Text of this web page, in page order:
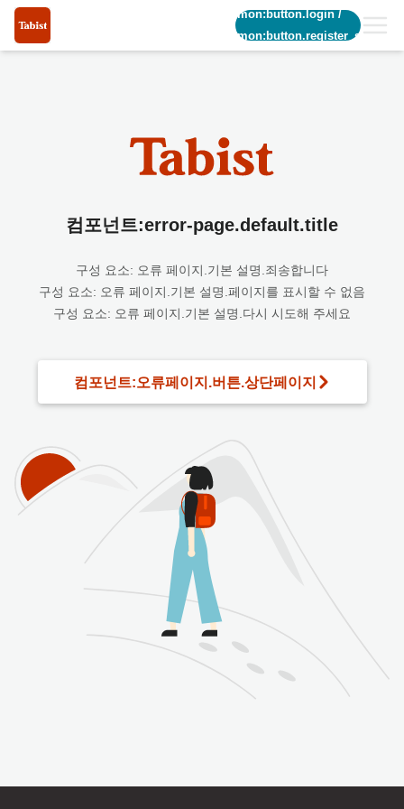
common:button.login/
common:button.register_short
컴포넌트:error-page.default.title
구성 요소: 오류 페이지.기본 설명.죄송합니다
구성 요소: 오류 페이지.기본 설명.페이지를 표시할 수 없음
구성 요소: 오류 페이지.기본 설명.다시 시도해 주세요
컴포넌트:오류페이지.버튼.상단페이지